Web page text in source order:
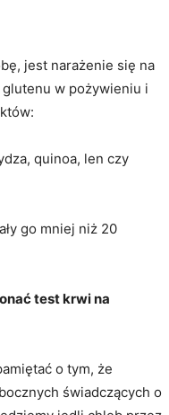
jest narażenie się na
w pożywieniu i
quinoa, len czy
go mniej niż 20
test krwi na
o tym, że
świadczących o